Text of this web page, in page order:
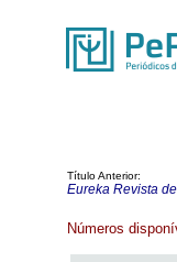
Título Anterior:
Eureka Revista
Números